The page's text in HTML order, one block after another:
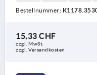
Bestellnummer:
15,33 CHF
zzgl. MwSt.
zzgl. Versandkosten